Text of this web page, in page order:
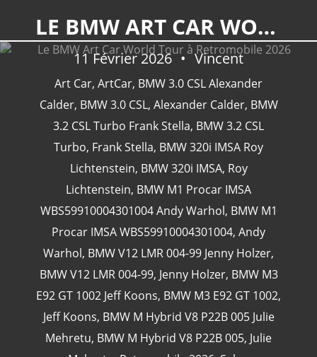
LE BMW ART CAR WORLD TOUR À RETROMOBILE 2026
11 Février 2026 Vincent
Art Car, ArtCar, BMW 3.0 CSL Alexander
Calder, BMW 3.0 CSL, Alexander Calder, BMW
3.2 CSL Turbo Frank Stella, BMW 3.2 CSL
Turbo, Frank Stella, BMW 320i IMSA Roy
Lichtenstein, BMW 320i IMSA, Roy
Lichtenstein, BMW M1 Procar IMSA
WBS59910004301004 Andy Warhol, BMW M1
Procar IMSA WBS59910004301004, Andy
Warhol, BMW V12 LMR 004-99 Jenny Holzer,
BMW V12 LMR 004-99, Jenny Holzer, BMW M3
E92 GT 1002 Jeff Koons, BMW M3 E92 GT 1002,
Jeff Koons, BMW M Hybrid V8 P22B 005 Julie
Mehretu, BMW M Hybrid V8 P22B 005, Julie
CATÉGORIES
24 Heures Du Mans 1967